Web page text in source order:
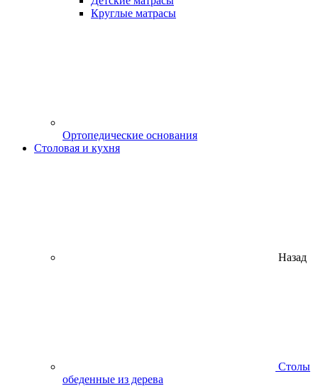
Круглые матрасы
Ортопедические основания
Столовая и кухня
Назад
Столы
обеденные из дерева